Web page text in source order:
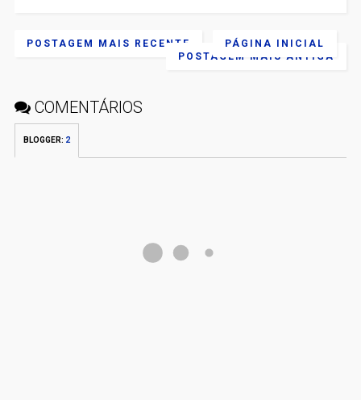
POSTAGEM MAIS RECENTE
POSTAGEM MAIS ANTIGA
PÁGINA INICIAL
COMENTÁRIOS
BLOGGER: 2